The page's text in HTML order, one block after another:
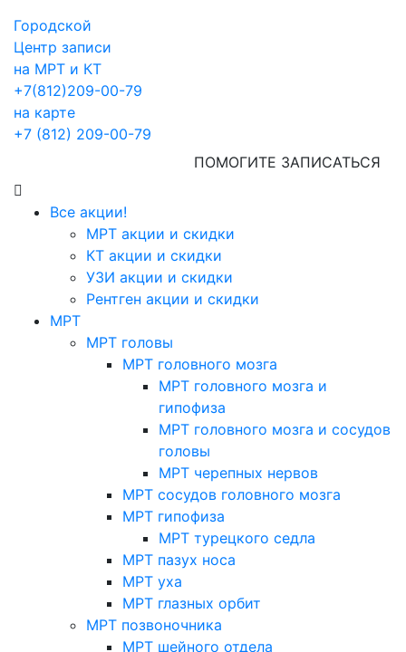
Городской
Центр записи
на МРТ и КТ
+7(812)209-00-79
на карте
+7 (812) 209-00-79
ПОМОГИТЕ ЗАПИСАТЬСЯ
Все акции!
МРТ акции и скидки
КТ акции и скидки
УЗИ акции и скидки
Рентген акции и скидки
МРТ
МРТ головы
МРТ головного мозга
МРТ головного мозга и
гипофиза
МРТ головного мозга и сосудов
головы
МРТ черепных нервов
МРТ сосудов головного мозга
МРТ гипофиза
МРТ турецкого седла
МРТ пазух носа
МРТ уха
МРТ глазных орбит
МРТ позвоночника
МРТ шейного отдела